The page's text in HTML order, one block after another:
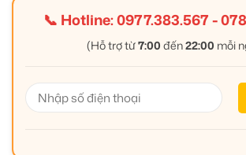
📞 Hotline:0977.383.567-
(Hỗ trợ từ7:00 đến22:00 mỗi